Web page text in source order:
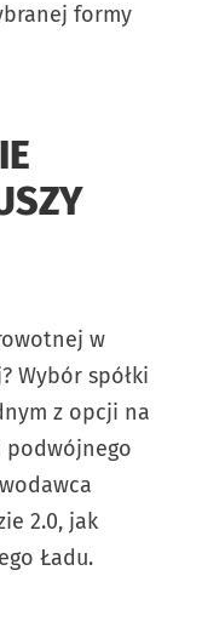
formy
w
Wybór spółki
z opcji na
podwójnego
2.0, jak
Ładu.